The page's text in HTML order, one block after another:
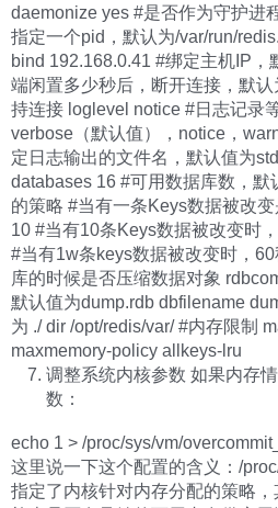
daemonize yes #是否作为守护进
指定一个pid，默认为/var/run/
bind 192.168.0.41 #绑定主机IP
端闲置多少秒后，断开连接，默
持连接 loglevel notice #日志记录
verbose（默认值），notice，
定日志输出的文件名，默认值为
databases 16 #可用数据库数，
的策略 #当有一条Keys数据被改
10 #当有10条Keys数据被改变时
#当有1w条keys数据被改变时，
库的时候是否压缩数据对象
默认值为dump.rdb dbfilename
为 ./ dir /opt/redis/var/ #内存限制
maxmemory-policy allkeys-lru
调整系统内核参数 如果内存
数：
echo 1 > /proc/sys/vm/
这里说一下这个配置的含义：/
指定了内核针对内存分配的策略